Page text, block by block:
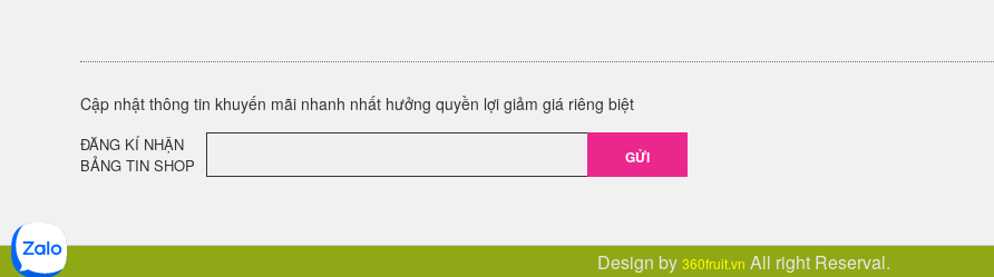
Cập nhật thông tin khuyến mãi nhanh nhất hưởng quyền lợi giảm giá riêng biệt
ĐĂNG KÍ NHẬN
BẢNG TIN SHOP
GỬI
Design by 360fruit.vn All right Reserval.